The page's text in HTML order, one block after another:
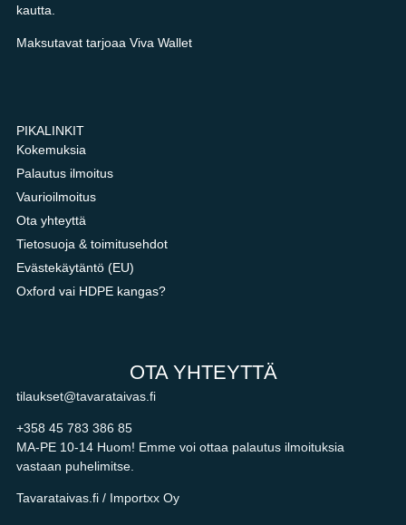
kautta.
Maksutavat tarjoaa Viva Wallet
PIKALINKIT
Kokemuksia
Palautus ilmoitus
Vaurioilmoitus
Ota yhteyttä
Tietosuoja & toimitusehdot
Evästekäytäntö (EU)
Oxford vai HDPE kangas?
OTA YHTEYTTÄ
tilaukset@tavarataivas.fi
+358 45 783 386 85
MA-PE 10-14 Huom! Emme voi ottaa palautus ilmoituksia
vastaan puhelimitse.
Tavarataivas.fi / Importxx Oy